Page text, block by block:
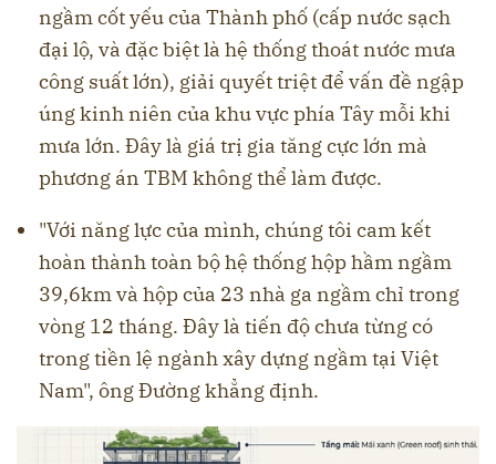
ngầm cốt yếu của Thành phố (cấp nước sạch
đại lộ, và đặc biệt là hệ thống thoát nước mưa
công suất lớn), giải quyết triệt để vấn đề ngập
úng kinh niên của khu vực phía Tây mỗi khi
mưa lớn. Đây là giá trị gia tăng cực lớn mà
phương án TBM không thể làm được.
"Với năng lực của mình, chúng tôi cam kết
hoàn thành toàn bộ hệ thống hộp hầm ngầm
39,6km và hộp của 23 nhà ga ngầm chỉ trong
vòng 12 tháng. Đây là tiến độ chưa từng có
trong tiền lệ ngành xây dựng ngầm tại Việt
Nam", ông Đường khẳng định.